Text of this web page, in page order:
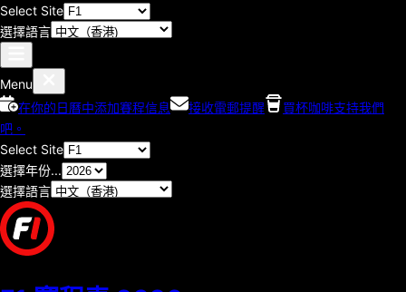
Select Site
選擇語言
Menu
在你的日曆中添加賽程信息
接收電郵提醒
買杯咖啡支持我們
吧。
Select Site
選擇年份...
選擇語言